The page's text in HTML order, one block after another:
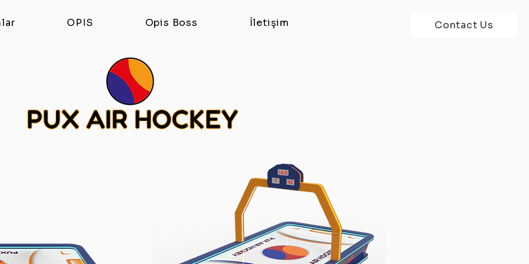
Contact Us
OPIS Opis Boss İletişim